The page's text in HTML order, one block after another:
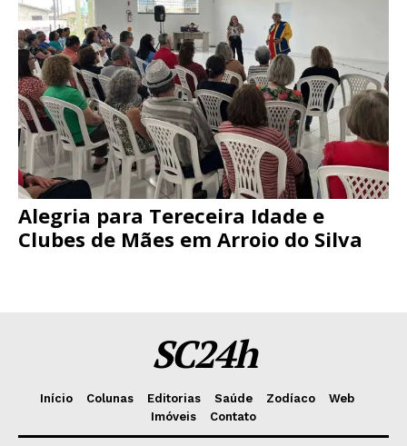
Alegria para Tereceira Idade e
Clubes de Mães em Arroio do Silva
SC24h
Início Colunas Editorias Saúde Zodíaco
Web
Imóveis
Contato